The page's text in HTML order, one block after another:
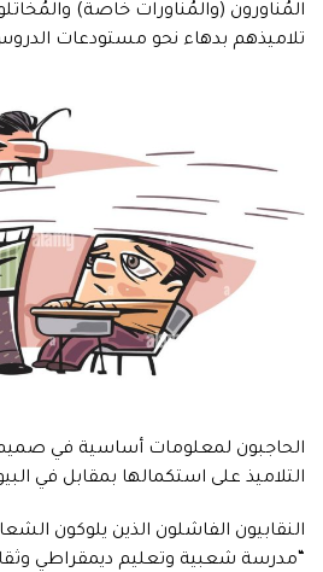
المُناورون (والمُناورات خاصة)
تلاميذهم بدهاء نحو مستودعات
الحاجبون لمعلومات أساسية في
التلاميذ على استكمالها بمقابل في
النقابيون الفاشلون الذين يلوكون
“مدرسة شعبية وتعليم ديمقراطي